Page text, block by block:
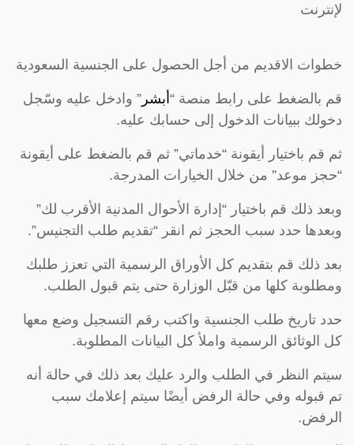
لإنترنت
خطوات الاقديم من أجل الحصول على الجنسية السعودية
قم بالضغط على رابط منصة “أبشر ” وادخل عليه وسّجل
دخولك ببيانات الدخول إلى حسابك عليه.
ثم قم باختيار أيقونة “خدماتي” ثم قم بالضغط على أيقونة
“حجز موعد” من خلال الخيارات المدرجة.
وبعد ذلك قم باختيار “إدارة الأحوال المدنية الأقرب لك”
وبعدها حدد سبب الحجز ثم انقر “تقديم طلب التجنيس”.
بعد ذلك قم بتقديم كل الأوراق الرسمية التي تعزز طلبك
ومطلوبة كلها من قبّل الوزارة حتى يتم قبول الطلب.
حدد تاريخ طلب الجنسية واكتب رقم التسجيل وضع معها
كل الوثائق الرسمية واملأ كل البيانات المطلوبة.
سيتم النظر في الطلب والرد عليك بعد ذلك في حالة أنه
تم قبوله وفي حالة الرفض أيضًا سيتم إعلامك سبب
الرفض.